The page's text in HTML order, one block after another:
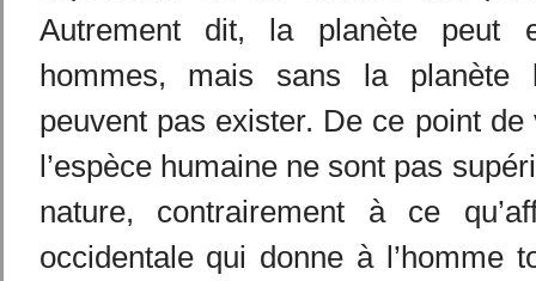
Autrement dit, la planète peut
hommes, mais sans la planète
peuvent pas exister. De ce point
l’espèce humaine ne sont pas
nature, contrairement à ce
occidentale qui donne à l’homme